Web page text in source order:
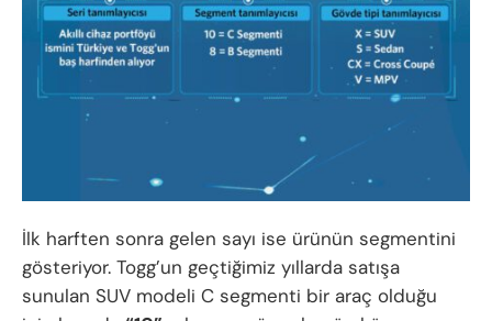
İlk harften sonra gelen sayı ise ürünün segmentini
gösteriyor. Togg’un geçtiğimiz yıllarda satışa
sunulan SUV modeli C segmenti bir araç olduğu